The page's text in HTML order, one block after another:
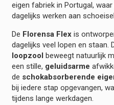
eigen fabriek in Portugal,
dagelijks werken aan
De Florensa Flexis
dagelijks veel lopen en staan.
loopzool beweegt natuurlijk
een stille, geluidsarme
de schokabsorberende
bij iedere stap opgevangen,
tijdens lange werkdagen.